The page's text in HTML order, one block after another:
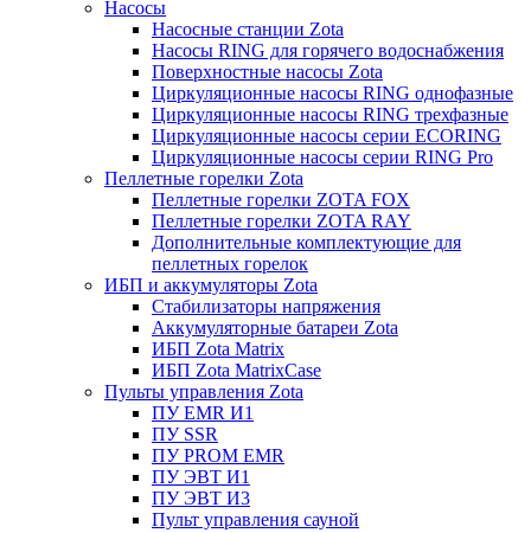
Насосы
Насосные станции Zota
Насосы RING для горячего водоснабжения
Поверхностные насосы Zota
Циркуляционные насосы RING однофазные
Циркуляционные насосы RING трехфазные
Циркуляционные насосы серии ECORING
Циркуляционные насосы серии RING Pro
Пеллетные горелки Zota
Пеллетные горелки ZOTA FOX
Пеллетные горелки ZOTA RAY
Дополнительные комплектующие для
пеллетных горелок
ИБП и аккумуляторы Zota
Стабилизаторы напряжения
Аккумуляторные батареи Zota
ИБП Zota Matrix
ИБП Zota MatrixCase
Пульты управления Zota
ПУ EMR И1
ПУ SSR
ПУ PROM EMR
ПУ ЭВТ И1
ПУ ЭВТ И3
Пульт управления сауной